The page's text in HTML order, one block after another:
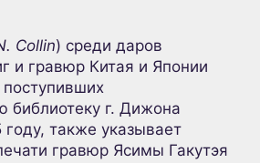
Collin) среди даров
и гравюр Китая и Японии
библиотеку г. Дижона
также указывает
гравюр Ясимы Гакутэя